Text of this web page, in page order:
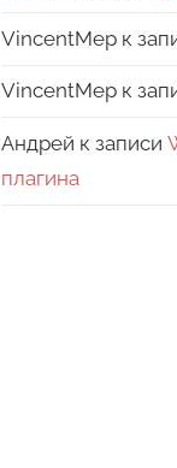
VincentMep к
VincentMep к
Андрей к записи
плагина